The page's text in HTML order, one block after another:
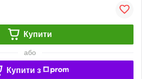
Купити
або
Купити з